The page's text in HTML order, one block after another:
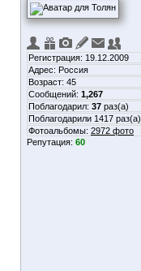
Регистрация: 19.12.2009
Адрес: Россия
Возраст: 45
Сообщений: 1,267
Поблагодарил: 37 раз(а)
Поблагодарили 1417 раз(а)
Фотоальбомы: 2972 фото
Репутация: 60